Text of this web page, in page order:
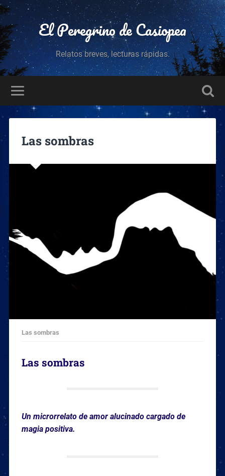
El Peregrino de Casiopea
Relatos breves, lecturas rápidas.
Las sombras
Las sombras
Las sombras
Un microrrelato de amor alucinado cargado de
magia positiva.